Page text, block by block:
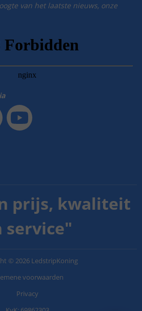
van het laatste nieuws, onze
prijs, kwaliteit
service"
© 2026 LedstripKoning
voorwaarden
Privacy